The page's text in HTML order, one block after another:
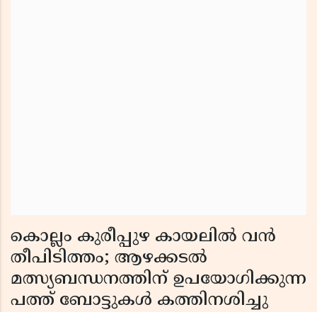
കൊല്ലം കുരീപ്പുഴ കായലിൽ വൻ
തീപിടിത്തം; ആഴക്കടൽ
മത്സ്യബന്ധനത്തിന് ഉപയോഗിക്കുന്ന
പത്ത് ബോട്ടുകൾ കത്തിനശിച്ചു